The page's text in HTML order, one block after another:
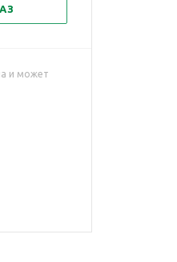
и может